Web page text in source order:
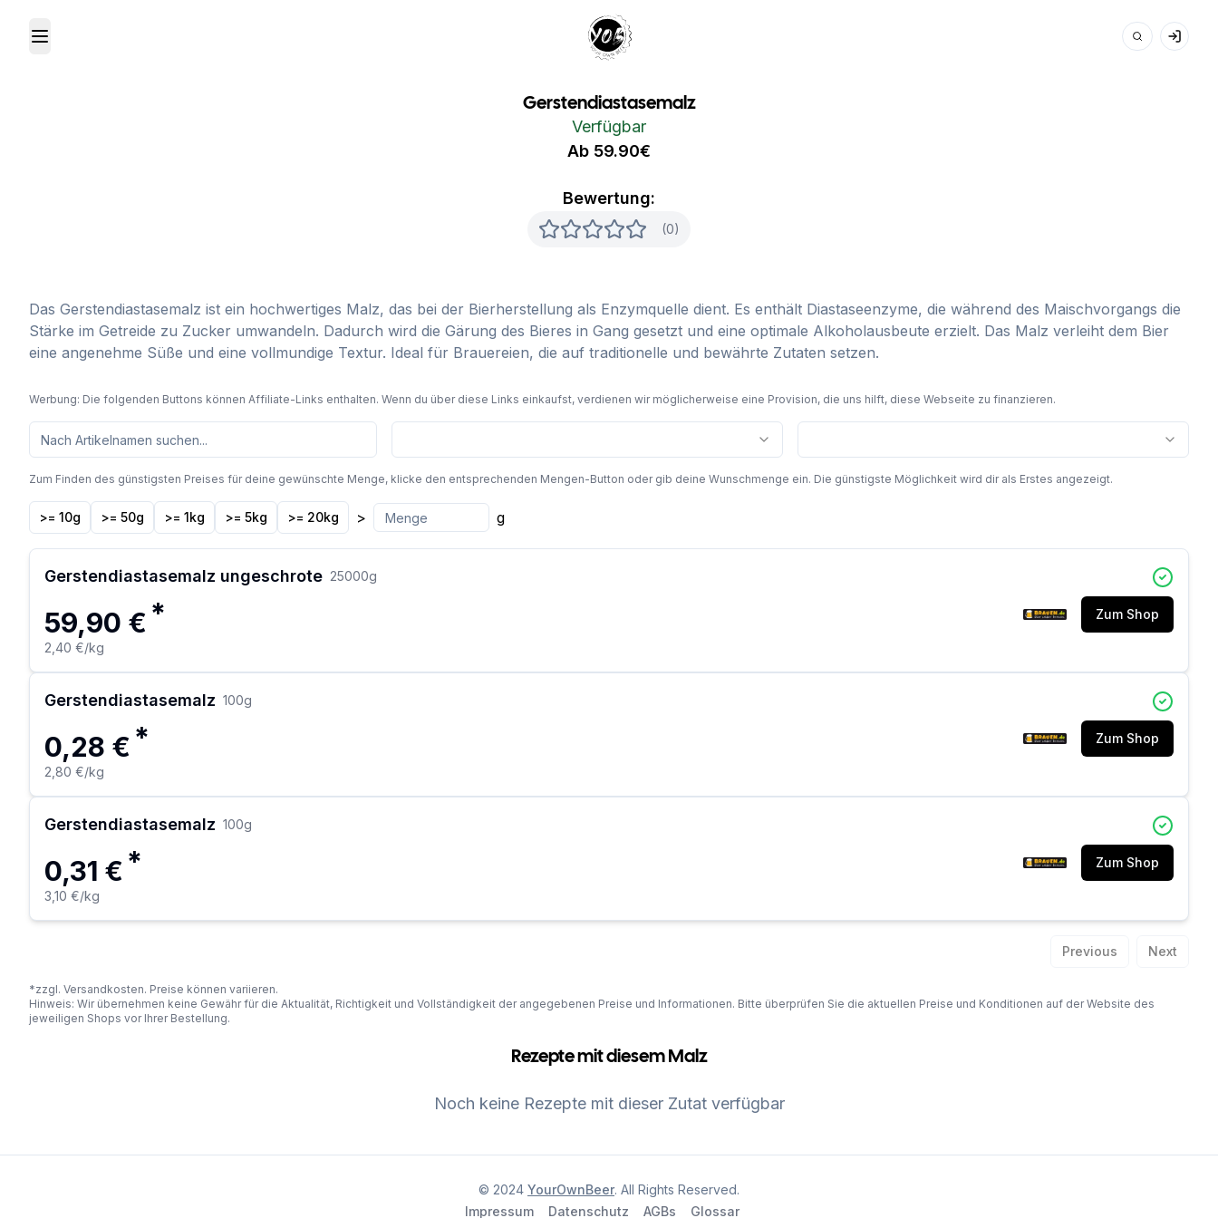
Toggle Menu Your Own Beer
Gerstendiastasemalz
Bewertung:
(0)
Verfügbar
Ab 59.90€
Das Gerstendiastasemalz ist ein hochwertiges Malz, das bei der Bierherstellung als Enzymquelle dient. Es enthält Diastaseenzyme, die während des Maischvorgangs die
Stärke im Getreide zu Zucker umwandeln. Dadurch wird die Gärung des Bieres in Gang gesetzt und eine optimale Alkoholausbeute erzielt. Das Malz verleiht dem Bier
eine angenehme Süße und eine vollmundige Textur. Ideal für Brauereien, die auf traditionelle und bewährte Zutaten setzen.
Werbung: Die folgenden Buttons können Affiliate-Links enthalten. Wenn du über diese Links einkaufst, verdienen wir möglicherweise eine Provision, die uns hilft, diese Webseite zu finanzieren.
Zum Finden des günstigsten Preises für deine gewünschte Menge, klicke den entsprechenden Mengen-Button oder gib deine Wunschmenge ein. Die günstigste Möglichkeit wird dir als Erstes angezeigt.
>= 10g >= 50g >= 1kg >= 5kg >= 20kg > g
Gerstendiastasemalz ungeschrote 25000g
59,90 € *
2,40 €/kg
Zum Shop
Gerstendiastasemalz 100g
0,28 € *
2,80 €/kg
Zum Shop
Gerstendiastasemalz 100g
0,31 € *
3,10 €/kg
Zum Shop
Previous Next
*zzgl. Versandkosten. Preise können variieren.
Hinweis: Wir übernehmen keine Gewähr für die Aktualität, Richtigkeit und Vollständigkeit der angegebenen Preise und Informationen. Bitte überprüfen Sie die aktuellen Preise und Konditionen auf der Website des
jeweiligen Shops vor Ihrer Bestellung.
Rezepte mit diesem Malz
Noch keine Rezepte mit dieser Zutat verfügbar
© 2024 YourOwnBeer. All Rights Reserved.
Impressum
Datenschutz AGBs Glossar